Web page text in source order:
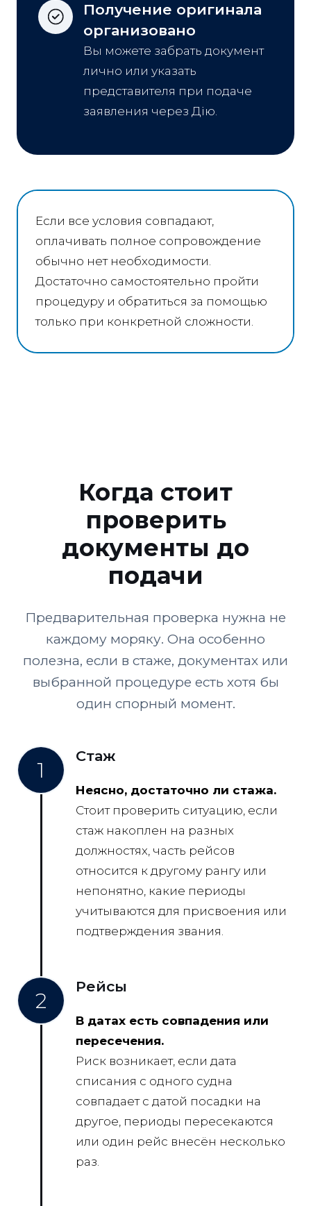
Получение оригинала
организовано
Вы можете забрать документ
лично или указать
представителя при подаче
заявления через Дію.
Если все условия совпадают,
оплачивать полное сопровождение
обычно нет необходимости.
Достаточно самостоятельно пройти
процедуру и обратиться за помощью
только при конкретной сложности.
Когда стоит
проверить
документы до
подачи
Предварительная проверка нужна не
каждому моряку. Она особенно
полезна, если в стаже, документах или
выбранной процедуре есть хотя бы
один спорный момент.
1
Стаж
Неясно, достаточно ли стажа.
Стоит проверить ситуацию, если
стаж накоплен на разных
должностях, часть рейсов
относится к другому рангу или
непонятно, какие периоды
учитываются для присвоения или
подтверждения звания.
2
Рейсы
В датах есть совпадения или
пересечения.
Риск возникает, если дата
списания с одного судна
совпадает с датой посадки на
другое, периоды пересекаются
или один рейс внесён несколько
раз.